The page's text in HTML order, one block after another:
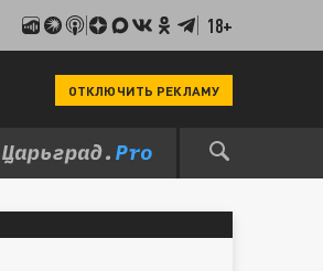
18+
ОТКЛЮЧИТЬ РЕКЛАМУ